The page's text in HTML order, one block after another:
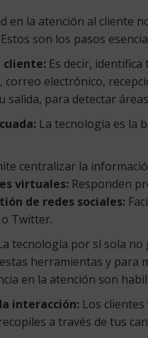
en la atención al cliente
son los pasos
cliente: Es decir,
correo electrónico,
salida, para detectar
La tecnología es la
centralizar la
virtuales: Responden
de redes sociales:
Twitter.
tecnología por sí sola
herramientas y para
en la atención son
interacción: Los
a través de tus